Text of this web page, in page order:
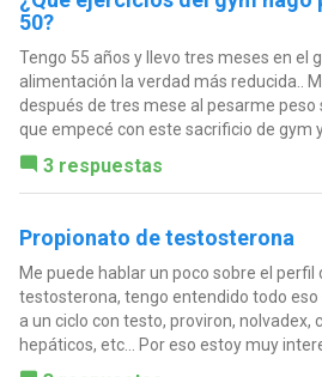
50?
Tengo 55 años y llevo tres meses en el
alimentación la verdad más reducida..
después de tres mese al pesarme peso
que empecé con este sacrificio de gym y
3 respuestas
Propionato de testosterona
Me puede hablar un poco sobre el perfil
testosterona, tengo entendido todo
a un ciclo con testo, proviron,
hepáticos, etc... Por eso estoy muy